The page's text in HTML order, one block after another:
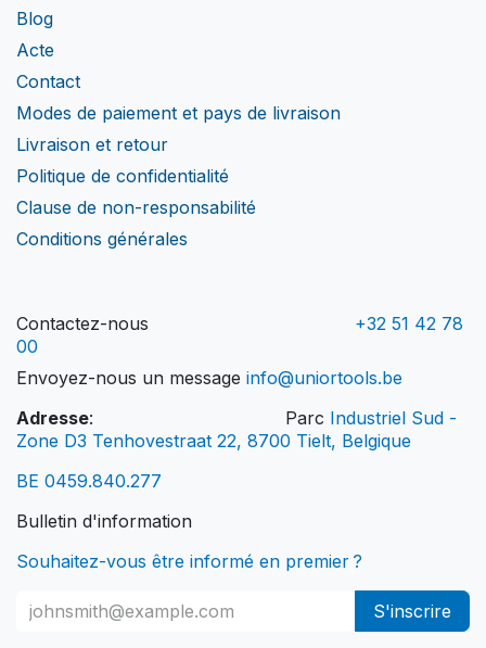
Blog
Acte
Contact
Modes de paiement et pays de livraison
Livraison et retour
Politique de confidentialité
Clause de non-responsabilité
Conditions générales
Contactez-nous​
+32 51 42 78
00
Envoyez-nous un message info@uniortools.be
Adresse: Parc Industriel Sud -
Zone D3 Tenhovestraat 22, 8700 Tielt, Belgique
BE 0459.840.277
Bulletin d'information
Souhaitez-vous être informé en premier ?
S'inscrire